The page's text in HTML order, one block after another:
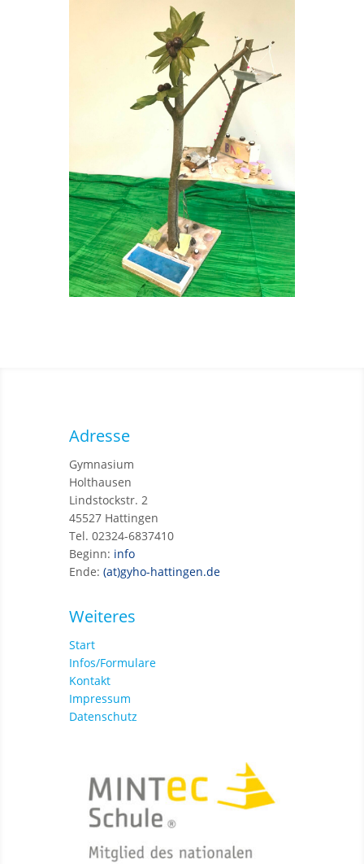
Adresse
Gymnasium
Holthausen
Lindstockstr. 2
45527 Hattingen
Tel. 02324-6837410
Beginn: info
Ende: (at)gyho-hattingen.de
Weiteres
Start
Infos/Formulare
Kontakt
Impressum
Datenschutz